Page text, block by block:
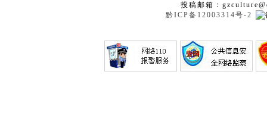
投稿邮箱：
黔ICP备12003314号-2